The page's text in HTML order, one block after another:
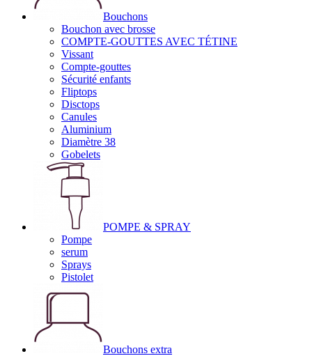
Bouchons
Bouchon avec brosse
COMPTE-GOUTTES AVEC TÉTINE
Vissant
Compte-gouttes
Sécurité enfants
Fliptops
Disctops
Canules
Aluminium
Diamètre 38
Gobelets
POMPE & SPRAY
Pompe
serum
Sprays
Pistolet
Bouchons extra